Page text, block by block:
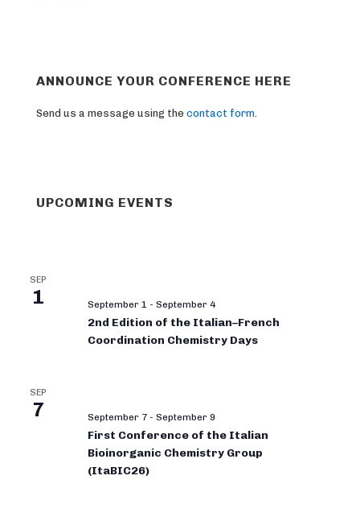
ANNOUNCE YOUR CONFERENCE HERE
Send us a message using the contact form
UPCOMING EVENTS
SEP
1 September 1 - September 4
2nd Edition of the Italian–French
Coordination Chemistry Days
SEP
7 September 7 - September 9
First Conference of the Italian
Bioinorganic Chemistry Group
(ItaBIC26)